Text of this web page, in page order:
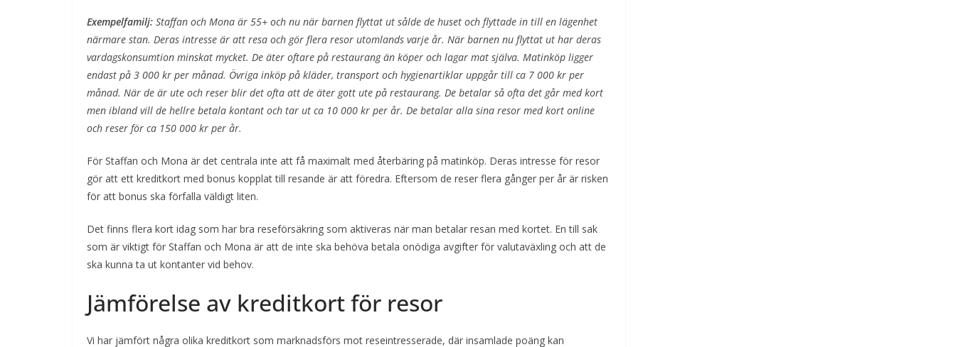
Exempelfamilj: Staffan och Mona är 55+ och nu när barnen flyttat ut sålde de huset och flyttade in till en lägenhet
närmare stan. Deras intresse är att resa och gör flera resor utomlands varje år. När barnen nu flyttat ut har deras
vardagskonsumtion minskat mycket. De äter oftare på restaurang än köper och lagar mat själva. Matinköp ligger
endast på 3 000 kr per månad. Övriga inköp på kläder, transport och hygienartiklar uppgår till ca 7 000 kr per
månad. När de är ute och reser blir det ofta att de äter gott ute på restaurang. De betalar så ofta det går med kort
men ibland vill de hellre betala kontant och tar ut ca 10 000 kr per år. De betalar alla sina resor med kort online
och reser för ca 150 000 kr per år.
För Staffan och Mona är det centrala inte att få maximalt med återbäring på matinköp. Deras intresse för resor
gör att ett kreditkort med bonus kopplat till resande är att föredra. Eftersom de reser flera gånger per år är risken
för att bonus ska förfalla väldigt liten.
Det finns flera kort idag som har bra reseförsäkring som aktiveras när man betalar resan med kortet. En till sak
som är viktigt för Staffan och Mona är att de inte ska behöva betala onödiga avgifter för valutaväxling och att de
ska kunna ta ut kontanter vid behov.
Jämförelse av kreditkort för resor
Vi har jämfört några olika kreditkort som marknadsförs mot reseintresserade, där insamlade poäng kan